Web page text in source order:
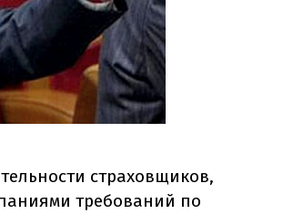
страховщиков,
требований по